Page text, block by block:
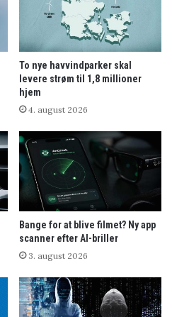
To nye havvindparker skal
levere strøm til 1,8 millioner
hjem
4. august 2026
Bange for at blive filmet? Ny app
scanner efter AI-briller
3. august 2026